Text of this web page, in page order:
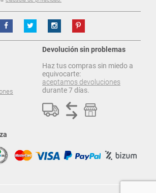
Devolución sin problemas
Haz tus compras sin miedo a
equivocarte:
aceptamos devoluciones
durante 7 días.